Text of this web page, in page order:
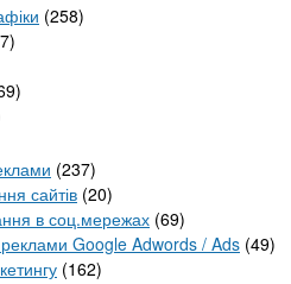
(258)
(237)
сайтів (20)
в соц.мережах (69)
реклами Google Adwords / Ads (49)
(162)